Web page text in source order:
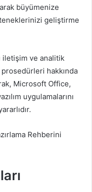
büyümenize
geliştirme
iletişim ve analitik
hakkında
Microsoft Office,
uygulamalarını
Rehberini